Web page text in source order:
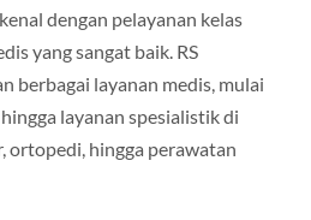
dengan pelayanan kelas
yang sangat baik. RS
berbagai layanan medis, mulai
layanan spesialistik di
ortopedi, hingga perawatan